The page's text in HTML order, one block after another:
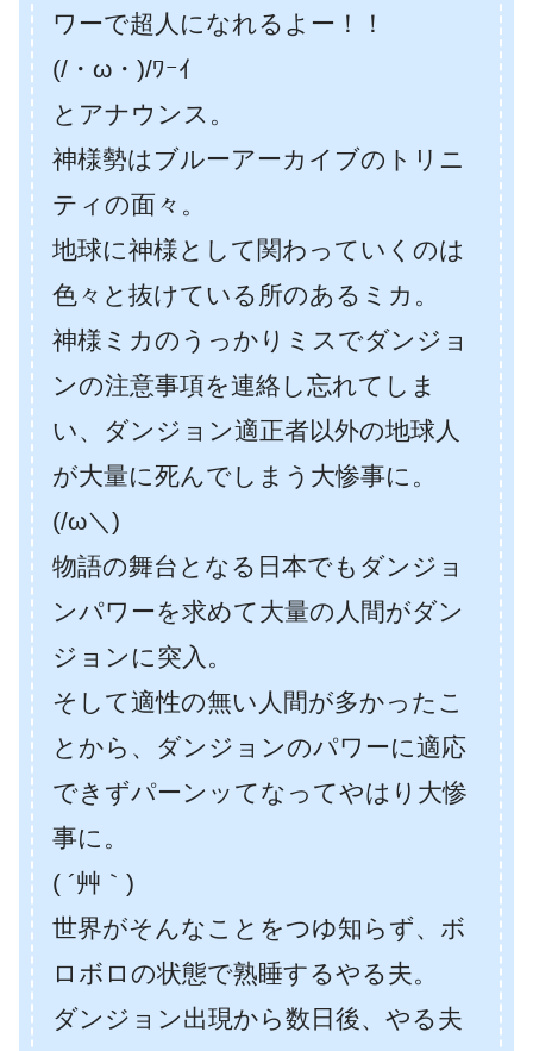
ワーで超人になれるよー！！
(/・ω・)/ﾜｰｲ
とアナウンス。
神様勢はブルーアーカイブのトリニ
ティの面々。
地球に神様として関わっていくのは
色々と抜けている所のあるミカ。
神様ミカのうっかりミスでダンジョ
ンの注意事項を連絡し忘れてしま
い、ダンジョン適正者以外の地球人
が大量に死んでしまう大惨事に。
(/ω＼)
物語の舞台となる日本でもダンジョ
ンパワーを求めて大量の人間がダン
ジョンに突入。
そして適性の無い人間が多かったこ
とから、ダンジョンのパワーに適応
できずパーンッてなってやはり大惨
事に。
( ´艸｀)
世界がそんなことをつゆ知らず、ボ
ロボロの状態で熟睡するやる夫。
ダンジョン出現から数日後、やる夫